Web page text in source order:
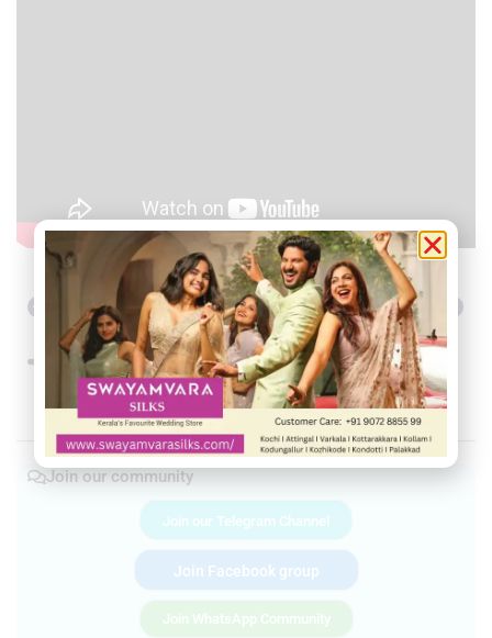
Previous Next
Share this
Twitter Telegram WhatsApp
Join our community
Join our Telegram Channel
Join Facebook group
Join WhatsApp Community